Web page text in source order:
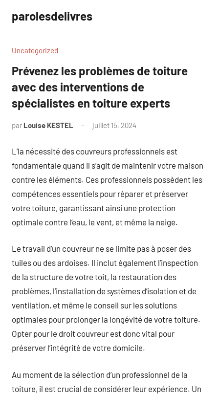
contenu
parolesdelivres
Uncategorized
Prévenez les problèmes de toiture
avec des interventions de
spécialistes en toiture experts
par Louise KESTEL juillet 15, 2024
L’la nécessité des couvreurs professionnels est
fondamentale quand il s’agit de maintenir votre maison
contre les éléments. Ces professionnels possèdent les
compétences essentiels pour réparer et préserver
votre toiture, garantissant ainsi une protection
optimale contre l’eau, le vent, et même la neige.
Le travail d’un couvreur ne se limite pas à poser des
tuiles ou des ardoises. Il inclut également l’inspection
de la structure de votre toit, la restauration des
problèmes, l’installation de systèmes d’isolation et de
ventilation, et même le conseil sur les solutions
optimales pour prolonger la longévité de votre toiture.
Opter pour le droit couvreur est donc vital pour
préserver l’intégrité de votre domicile.
Au moment de la sélection d’un professionnel de la
toiture, il est crucial de considérer leur expérience. Un